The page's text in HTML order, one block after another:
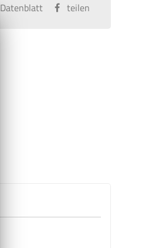
Datenblatt teilen